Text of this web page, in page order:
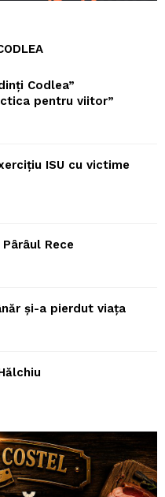
Codlea”
pentru viitor”
ISU cu victime
Rece
și-a pierdut viața